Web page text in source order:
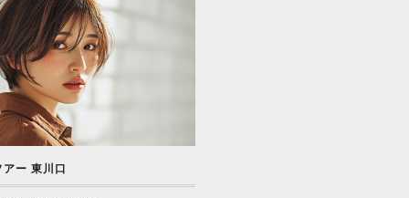
アー 東川口